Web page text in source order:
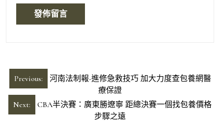
文
章
導
Previous:
河南法制報-進修急救技巧 加大力度查包養網醫
療保證
Next:
CBA半決賽：廣東勝遼寧 距總決賽一個找包養價格
步驟之遠